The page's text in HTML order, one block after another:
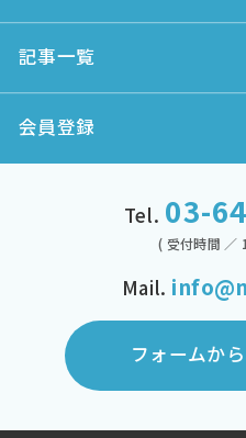
記事一覧
会員登録
Tel. 03-
( 受付時間 ／
Mail.
フォームか